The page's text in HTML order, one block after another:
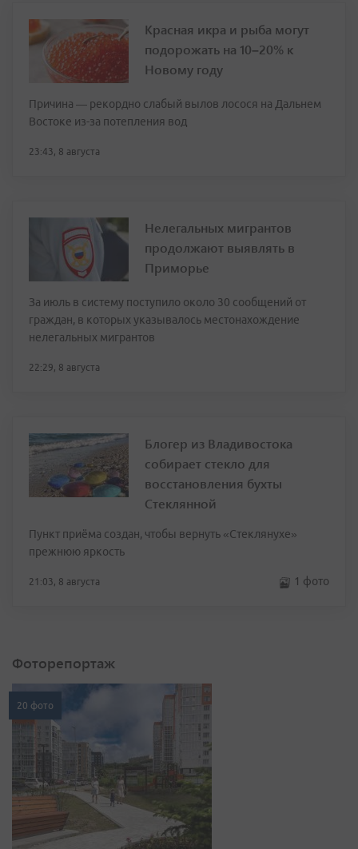
Красная икра и рыба могут
подорожать на 10–20% к
Новому году
Причина — рекордно слабый вылов лосося на Дальнем
Востоке из-за потепления вод
23:43, 8 августа
Нелегальных мигрантов
продолжают выявлять в
Приморье
За июль в систему поступило около 30 сообщений от
граждан, в которых указывалось местонахождение
нелегальных мигрантов
22:29, 8 августа
Блогер из Владивостока
собирает стекло для
восстановления бухты
Стеклянной
Пункт приёма создан, чтобы вернуть «Стеклянухе»
прежнюю яркость
21:03, 8 августа 1 фото
Фоторепортаж
20 фото